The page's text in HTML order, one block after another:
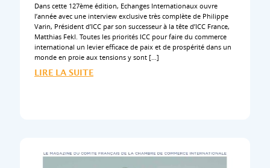
Dans cette 127ème édition, Echanges Internationaux ouvre
l’année avec une interview exclusive très complète de Philippe
Varin, Président d’ICC par son successeur à la tête d’ICC France,
Matthias Fekl. Toutes les priorités ICC pour faire du commerce
international un levier efficace de paix et de prospérité dans un
monde en proie aux tensions y sont […]
LIRE LA SUITE